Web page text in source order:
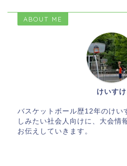
ABOUT ME
けいすけ
バスケットボール歴12年のけい
しみたい社会人向けに、大会情
お伝えしていきます。